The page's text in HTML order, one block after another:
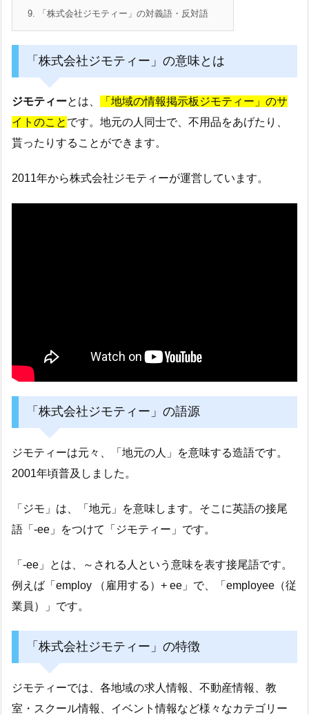
9. 「株式会社ジモティー」の対義語・反対語
「株式会社ジモティー」の意味とは
ジモティーとは、
「地域の情報掲示板ジモティー」のサ
イトのこと です。地元の人同士で、不用品をあげたり、
貰ったりすることができます。
2011年から株式会社ジモティーが運営しています。
「株式会社ジモティー」の語源
ジモティーは元々、「地元の人」を意味する造語です。
2001年頃普及しました。
「ジモ」は、「地元」を意味します。そこに英語の接尾
語「-ee」をつけて「ジモティー」です。
「-ee」とは、～される人という意味を表す接尾語です。
例えば「employ （雇用する）+ ee」で、「employee（従
業員）」です。
「株式会社ジモティー」の特徴
ジモティーでは、各地域の求人情報、不動産情報、教
室・スクール情報、イベント情報など様々なカテゴリー